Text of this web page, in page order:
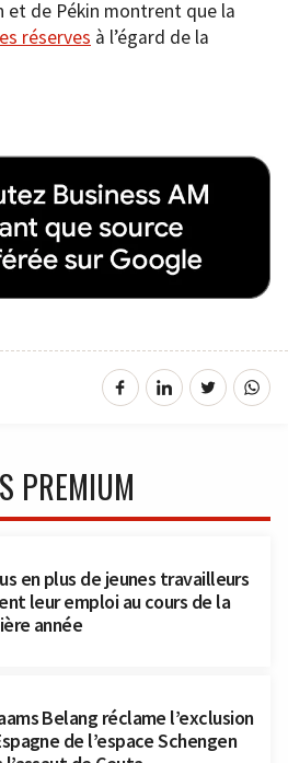
et de Pékin montrent que la
réserves à l’égard de la
PREMIUM
en plus de jeunes travailleurs
leur emploi au cours de la
année
Belang réclame l’exclusion
de l’espace Schengen